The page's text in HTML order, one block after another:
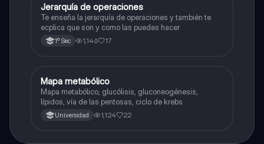
Matemáticas
Jerarquía de operaciones
Te enseña la jerarquía de operaciones y también te
ecplica que son y como las puedes hacer
1º Sec 1,146 17
Biología
Mapa metabólico
Mapa metabólico, glucólisis, gluconeogénesis,
lípidos, vía de las pentosas, ciclo de krebs
Universidad 1,124 22